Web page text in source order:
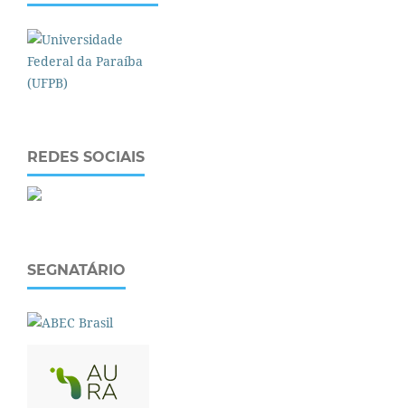
REDES SOCIAIS
SEGNATÁRIO